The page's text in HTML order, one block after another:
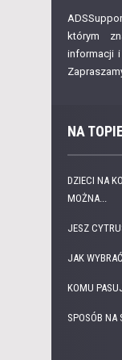
którym
informacji i
NA
DZIECI NA
MOŻNA...
JESZ
JAK
KOMU
SPOSÓB NA